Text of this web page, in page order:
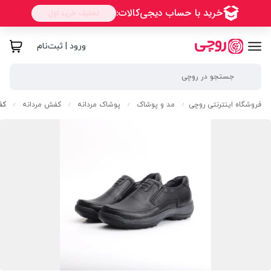
ورود | ثبت‌نام
فروشگاه اینترنتی روچی / مد و پوشاک / پوشاک مردانه / کفش مردانه /